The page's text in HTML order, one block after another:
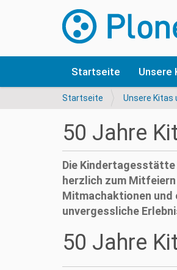
Startseite Unsere
S
s
d
h
e
Startseite Unsere Kitas
50 Jahre
Die Kindertagesstätte
herzlich zum
Mitmachaktionen und
unvergessliche
50 Jahre